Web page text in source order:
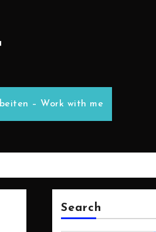
– Work with me
Search